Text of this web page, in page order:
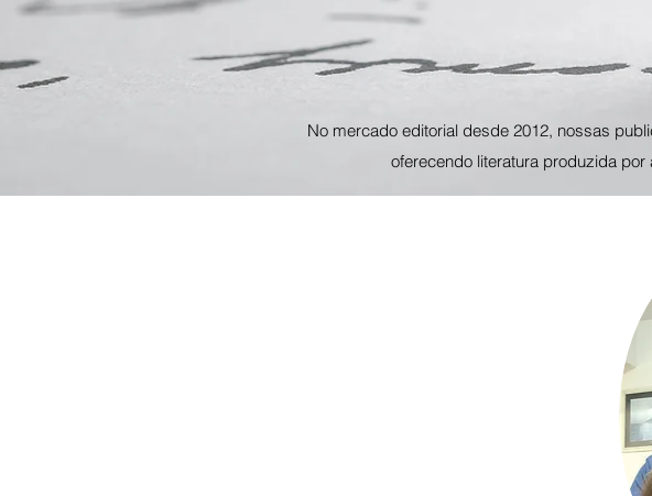
No mercado editorial desde 2012, nossas
oferecendo literatura produzida